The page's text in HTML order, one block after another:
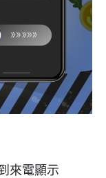
來電顯示